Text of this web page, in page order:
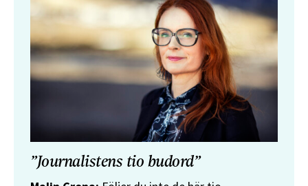
”Journalistens tio budord”